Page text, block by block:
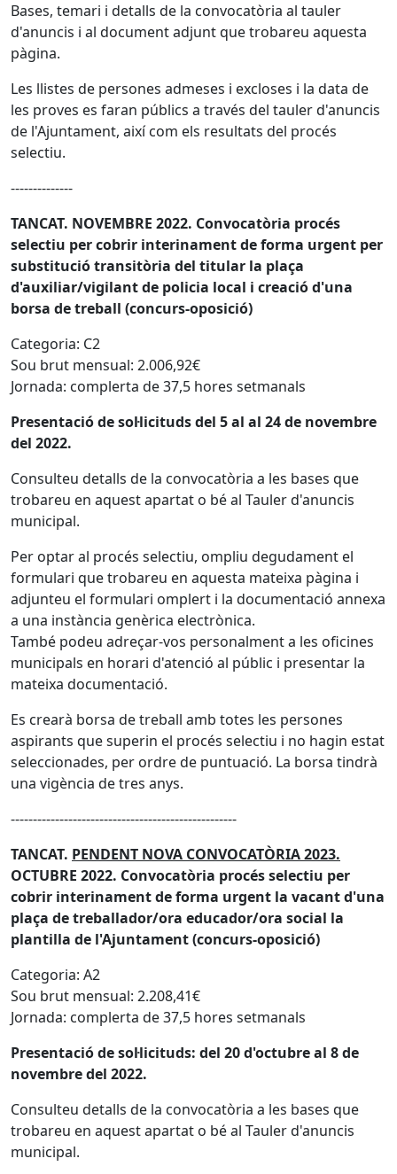
Bases, temari i detalls de la convocatòria al tauler
d'anuncis i al document adjunt que trobareu aquesta
pàgina.
Les llistes de persones admeses i excloses i la data de
les proves es faran públics a través del tauler d'anuncis
de l'Ajuntament, així com els resultats del procés
selectiu.
--------------
TANCAT. NOVEMBRE 2022. Convocatòria procés
selectiu per cobrir interinament de forma urgent per
substitució transitòria del titular la plaça
d'auxiliar/vigilant de policia local i creació d'una
borsa de treball (concurs-oposició)
Categoria: C2
Sou brut mensual: 2.006,92€
Jornada: complerta de 37,5 hores setmanals
Presentació de sol·licituds del 5 al al 24 de novembre
del 2022.
Consulteu detalls de la convocatòria a les bases que
trobareu en aquest apartat o bé al Tauler d'anuncis
municipal.
Per optar al procés selectiu, ompliu degudament el
formulari que trobareu en aquesta mateixa pàgina i
adjunteu el formulari omplert i la documentació annexa
a una instància genèrica electrònica.
També podeu adreçar-vos personalment a les oficines
municipals en horari d'atenció al públic i presentar la
mateixa documentació.
Es crearà borsa de treball amb totes les persones
aspirants que superin el procés selectiu i no hagin estat
seleccionades, per ordre de puntuació. La borsa tindrà
una vigència de tres anys.
---------------------------------------------------
TANCAT. PENDENT NOVA CONVOCATÒRIA 2023.
OCTUBRE 2022. Convocatòria procés selectiu per
cobrir interinament de forma urgent la vacant d'una
plaça de treballador/ora educador/ora social la
plantilla de l'Ajuntament (concurs-oposició)
Categoria: A2
Sou brut mensual: 2.208,41€
Jornada: complerta de 37,5 hores setmanals
Presentació de sol·licituds: del 20 d'octubre al 8 de
novembre del 2022.
Consulteu detalls de la convocatòria a les bases que
trobareu en aquest apartat o bé al Tauler d'anuncis
municipal.